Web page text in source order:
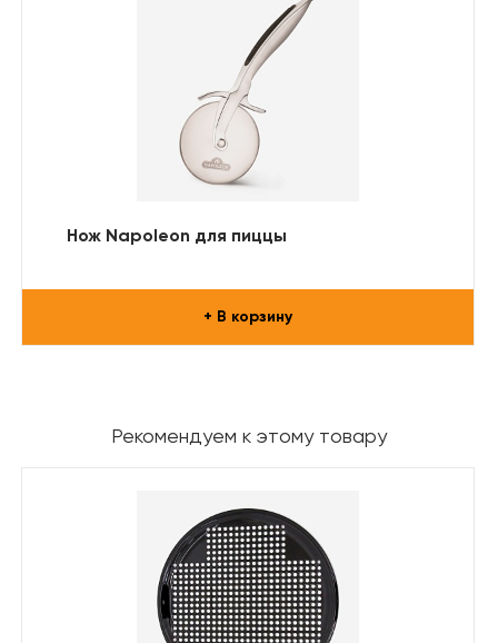
Нож Napoleon для пиццы
+ В корзину
Рекомендуем к этому товару